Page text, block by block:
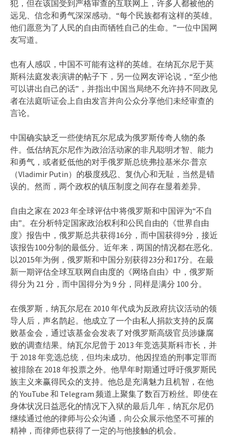
犯，但在该国受到严格审查的互联网上，许多人都被他的
远见、信念和勇气深深感动。“每个民族都有这样的英雄。
他们愿意为了人民的自由而牺牲自己的生命。”一位中国网
友写道。
也有人感叹，中国不可能有这样的英雄。在纳瓦尔尼于莫
斯科法庭发表演讲的帖子下，另一位网友评论说，“至少他
可以讲出自己的话”，并指出中国当局绝不允许持不同政见
者在法庭听证会上自由发言并向公众分享他们未经审查的
言论。
中国确实缺乏一些使纳瓦尔尼成为俄罗斯传奇人物的条
件。低估纳瓦尔尼作为政治活动家的非凡聪明才智、能力
和勇气，或者贬低他的对手俄罗斯总统弗拉基米尔·普京
（Vladimir Putin）的极度残忍、复仇心和无耻，当然是错
误的。然而，两个政权的镇压制度之间存在显着差异。
自由之家在 2023 年全球评估中将俄罗斯和中国评为“不自
由”。在分析特定国家政治权利和公民自由的《世界自由
度》报告中，俄罗斯总共获得16分，而中国获得9分，接近
该报告100分制的最低分。近年来，两国的情况都在恶化。
以2015年为例，俄罗斯和中国分别获得23分和17分。在最
新一期评估全球互联网自由度的《网络自由》中，俄罗斯
得分为 21 分，而中国得分为 9 分，同样是满分 100 分。
在俄罗斯，纳瓦尔尼在 2010 年代成为反政府抗议活动的领
导人后，声名鹊起。他成立了一个由私人捐款支持的反腐
败基金会，通过该基金会发表了对俄罗斯高级官员涉嫌腐
败的调查结果。纳瓦尔尼曾于 2013 年竞选莫斯科市长，并
于 2018 年竞选总统，但均未成功。他因捏造的刑事定罪而
被排除在 2018 年投票之外。他早年时期通过呼吁俄罗斯民
族主义来赢得民众的支持。他总是充满魅力且机智，在他
的 YouTube 和 Telegram 频道上聚集了数百万粉丝。即使在
身体状况日益恶化的情况下入狱的最后几年，纳瓦尔尼仍
继续通过他的律师与公众沟通，向公众展示他坚不可摧的
精神，而律师也获得了一定的与他接触的机会。